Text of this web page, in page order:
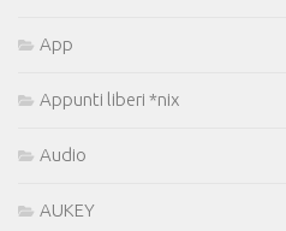
App
Appunti liberi *nix
Audio
AUKEY